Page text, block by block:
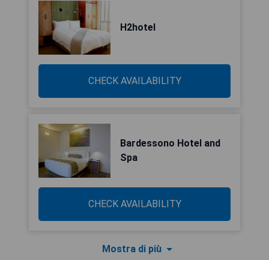
H2hotel
CHECK AVAILABILITY
Bardessono Hotel and
Spa
CHECK AVAILABILITY
Mostra di più